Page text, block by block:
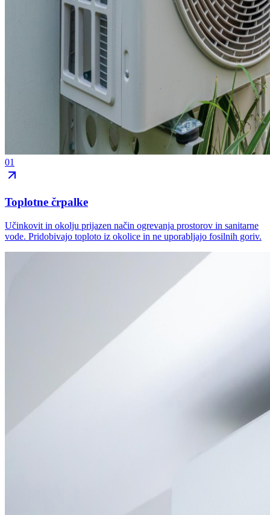
01
Toplotne črpalke
Učinkovit in okolju prijazen način ogrevanja prostorov in sanitarne
vode. Pridobivajo toploto iz okolice in ne uporabljajo fosilnih goriv.